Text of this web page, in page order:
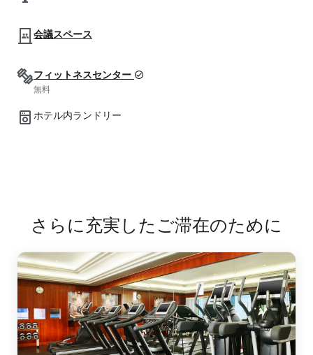
会議スペース
フィットネスセンター
無料
ホテル内ランドリー
さらに充実したご滞在のために